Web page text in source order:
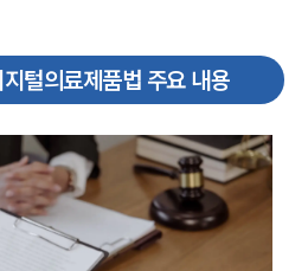
털의료제품법 주요 내용